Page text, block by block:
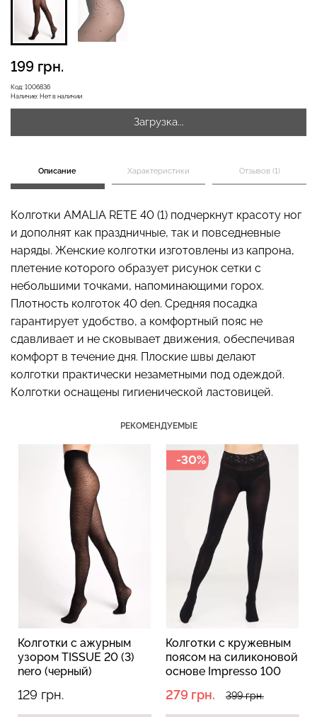
Код: 1006836
Наличие: Нет в наличии
199 грн.
Загрузка...
Описание Характеристики Отзывов (1)
Колготки AMALIA RETE 40 (1) подчеркнут красоту ног
и дополнят как праздничные, так и повседневные
наряды. Женские колготки изготовлены из капрона,
плетение которого образует рисунок сетки с
небольшими точками, напоминающими горох.
Плотность колготок 40 den. Средняя посадка
гарантирует удобство, а комфортный пояс не
сдавливает и не сковывает движения, обеспечивая
комфорт в течение дня. Плоские швы делают
колготки практически незаметными под одеждой.
Колготки оснащены гигиенической ластовицей.
РЕКОМЕНДУЕМЫЕ
Колготки с ажурным
узором TISSUE 20 (3)
nero (черный)
129 грн.
-30%
Колготки с кружевным
поясом на силиконовой
основе Impresso 100
279 грн. 399 грн.
Бесшовная бразилиана с
легкой коррекцией
BRASILIAN SHAPEWEAR
(черный) Giulia
STRING BRIEFS (черный)
299 грн.
CAMI TOP RIB white
299 грн.499 грн.